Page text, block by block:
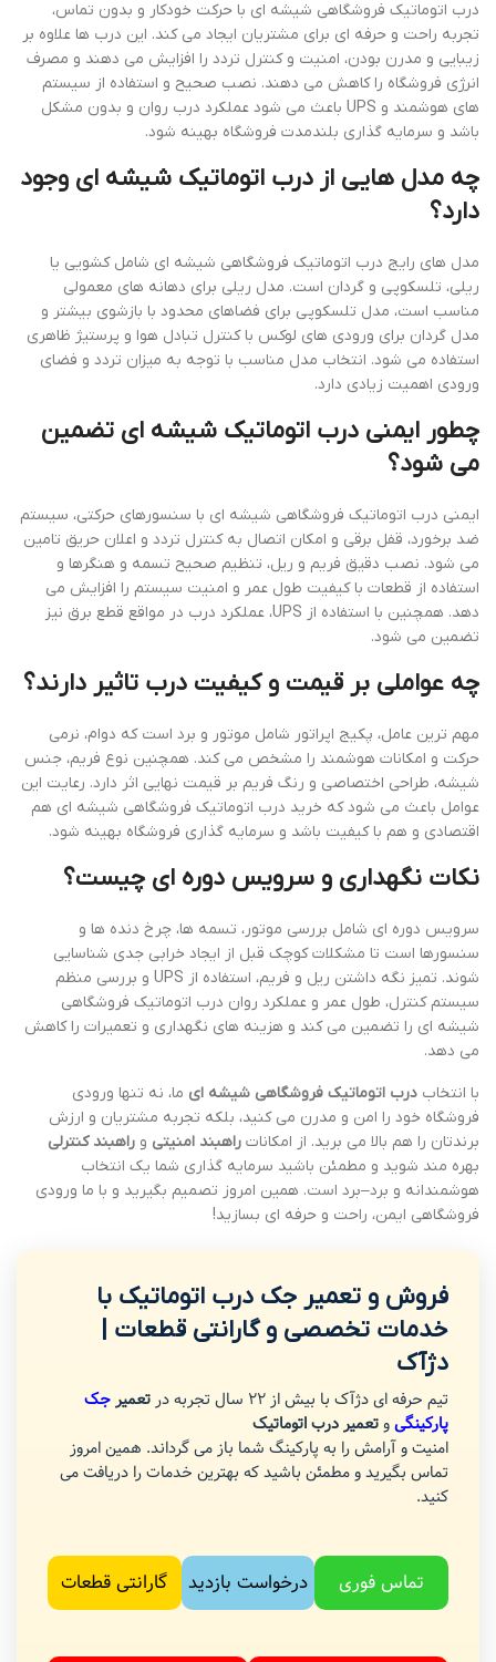
درب اتوماتیک فروشگاهی شیشه ای با حرکت خودکار و بدون تماس،
تجربه راحت و حرفه ای برای مشتریان ایجاد می کند. این درب ها علاوه بر
زیبایی و مدرن بودن، امنیت و کنترل تردد را افزایش می دهند و مصرف
انرژی فروشگاه را کاهش می دهند. نصب صحیح و استفاده از سیستم
های هوشمند و UPS باعث می شود عملکرد درب روان و بدون مشکل
باشد و سرمایه گذاری بلندمدت فروشگاه بهینه شود.
چه مدل هایی از درب اتوماتیک شیشه ای وجود
دارد؟
مدل های رایج درب اتوماتیک فروشگاهی شیشه ای شامل کشویی یا
ریلی، تلسکوپی و گردان است. مدل ریلی برای دهانه های معمولی
مناسب است، مدل تلسکوپی برای فضاهای محدود با بازشوی بیشتر و
مدل گردان برای ورودی های لوکس با کنترل تبادل هوا و پرستیژ ظاهری
استفاده می شود. انتخاب مدل مناسب با توجه به میزان تردد و فضای
ورودی اهمیت زیادی دارد.
چطور ایمنی درب اتوماتیک شیشه ای تضمین
می شود؟
ایمنی درب اتوماتیک فروشگاهی شیشه ای با سنسورهای حرکتی، سیستم
ضد برخورد، قفل برقی و امکان اتصال به کنترل تردد و اعلان حریق تامین
می شود. نصب دقیق فریم و ریل، تنظیم صحیح تسمه و هنگرها و
استفاده از قطعات با کیفیت طول عمر و امنیت سیستم را افزایش می
دهد. همچنین با استفاده از UPS، عملکرد درب در مواقع قطع برق نیز
تضمین می شود.
چه عواملی بر قیمت و کیفیت درب تاثیر دارند؟
مهم ترین عامل، پکیج اپراتور شامل موتور و برد است که دوام، نرمی
حرکت و امکانات هوشمند را مشخص می کند. همچنین نوع فریم، جنس
شیشه، طراحی اختصاصی و رنگ فریم بر قیمت نهایی اثر دارد. رعایت این
عوامل باعث می شود که خرید درب اتوماتیک فروشگاهی شیشه ای هم
اقتصادی و هم با کیفیت باشد و سرمایه گذاری فروشگاه بهینه شود.
نکات نگهداری و سرویس دوره ای چیست؟
سرویس دوره ای شامل بررسی موتور، تسمه ها، چرخ دنده ها و
سنسورها است تا مشکلات کوچک قبل از ایجاد خرابی جدی شناسایی
شوند. تمیز نگه داشتن ریل و فریم، استفاده از UPS و بررسی منظم
سیستم کنترل، طول عمر و عملکرد روان درب اتوماتیک فروشگاهی
شیشه ای را تضمین می کند و هزینه های نگهداری و تعمیرات را کاهش
می دهد.
با انتخاب درب اتوماتیک فروشگاهی شیشه ای ما، نه تنها ورودی
فروشگاه خود را امن و مدرن می کنید، بلکه تجربه مشتریان و ارزش
برندتان را هم بالا می برید. از امکانات راهبند امنیتی و راهبند کنترلی
بهره مند شوید و مطمئن باشید سرمایه گذاری شما یک انتخاب
هوشمندانه و برد–برد است. همین امروز تصمیم بگیرید و با ما ورودی
فروشگاهی ایمن، راحت و حرفه ای بسازید!
فروش و تعمیر جک درب اتوماتیک با
خدمات تخصصی و گارانتی قطعات |
دژآک
تیم حرفه ای دژآک با بیش از 22 سال تجربه در تعمیرجک
پارکینگیوتعمیر درب اتوماتیک
امنیت و آرامش را به پارکینگ شما باز می گرداند. همین امروز
تماس بگیرید و مطمئن باشید که بهترین خدمات را دریافت می
کنید.
تماس فوری درخواست بازدید گارانتی قطعات